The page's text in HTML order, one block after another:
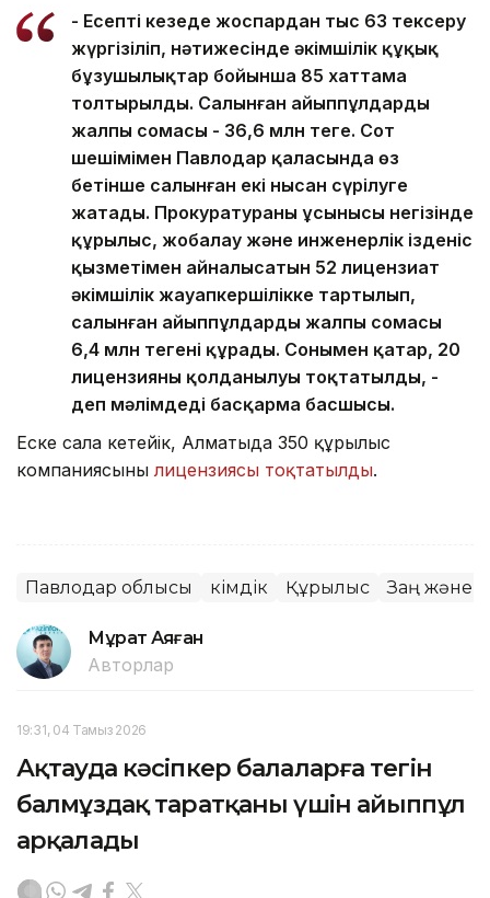
- Есепті кезеңде жоспардан тыс 63 тексеру
жүргізіліп, нәтижесінде әкімшілік құқық
бұзушылықтар бойынша 85 хаттама
толтырылды. Салынған айыппұлдардың
жалпы сомасы - 36,6 млн теңге. Сот
шешімімен Павлодар қаласында өз
бетінше салынған екі нысан сүрілуге
жатады. Прокуратураның ұсынысы негізінде
құрылыс, жобалау және инженерлік ізденіс
қызметімен айналысатын 52 лицензиат
әкімшілік жауапкершілікке тартылып,
салынған айыппұлдардың жалпы сомасы
6,4 млн теңгені құрады. Сонымен қатар, 20
лицензияның қолданылуы тоқтатылды, -
деп мәлімдеді басқарма басшысы.
Еске сала кетейік, Алматыда 350 құрылыс
компаниясының лицензиясы тоқтатылды.
Павлодар облысы Әкімдік Құрылыс Заң және
Мұрат Аяған
Авторлар
19:31, 04 Тамыз 2026
Ақтауда кәсіпкер балаларға тегін
балмұздақ таратқаны үшін айыппұл
арқалады